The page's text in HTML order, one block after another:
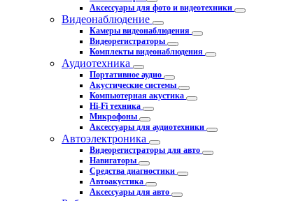
Аксессуары для фото и видеотехники
Видеонаблюдение
Камеры видеонаблюдения
Видеорегистраторы
Комплекты видеонаблюдения
Аудиотехника
Портативное аудио
Акустические системы
Компьютерная акустика
Hi-Fi техника
Микрофоны
Аксессуары для аудиотехники
Автоэлектроника
Видеорегистраторы для авто
Навигаторы
Средства диагностики
Автоакустика
Аксессуары для авто